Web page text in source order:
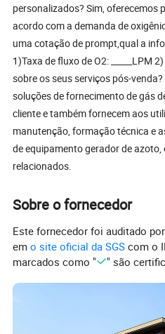
personalizados? Sim, oferecemos
acordo com a demanda de
uma cotação de prompt,qual a
1)Taxa de fluxo de O2: _____LPM
sobre os seus serviços pós-
soluções de fornecimento de gás
cliente e também fornecem aos
manutenção, formação técnica e
de equipamento gerador de
relacionados.
Sobre o fornecedor
Este fornecedor foi auditado
emo site oficial da SGS com o
marcados como "
" são